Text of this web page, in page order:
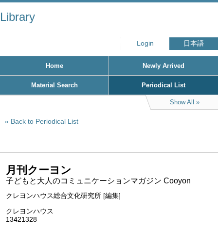
Library
Login 日本語
Home Newly Arrived
Material Search Periodical List
Show All
Back to Periodical List
月刊クーヨン
子どもと大人のコミュニケーションマガジン Cooyon
クレヨンハウス総合文化研究所 [編集]
クレヨンハウス
13421328